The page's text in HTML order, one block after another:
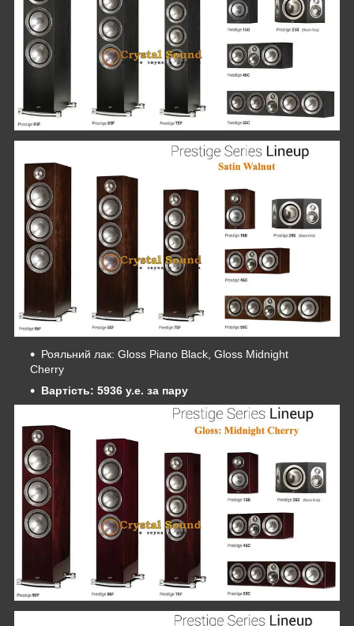
Рояльний лак: Gloss Piano Black, Gloss Midnight
Cherry
Вартість: 5936 y.e. за пару